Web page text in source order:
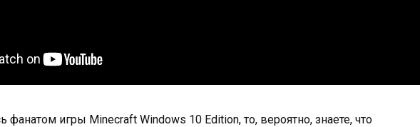
фанатом игры Minecraft Windows 10 Edition, то, вероятно, знаете, что